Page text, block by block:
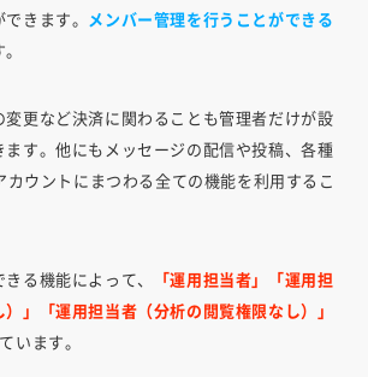
きます。
メンバー管理を行うことができる
変更など決済に関わることも管理者だけが設
ます。他にもメッセージの配信や投稿、各種
カウントにまつわる全ての機能を利用するこ
る機能によって、
「運用担当者」「運用担
」「運用担当者（分析の閲覧権限なし）」
います。